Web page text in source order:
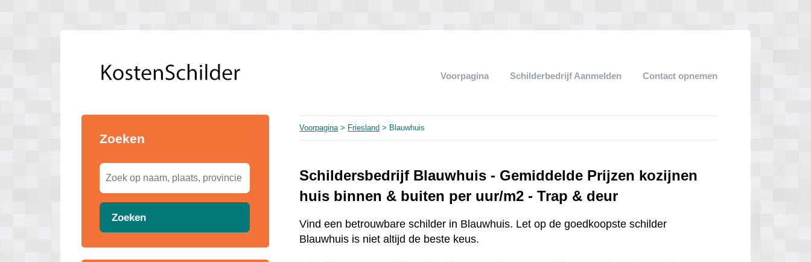
Voorpagina Schilderbedrijf Aanmelden Contact opnemen
Zoeken
Zoeken
Voorpagina> Friesland > Blauwhuis
Schildersbedrijf Blauwhuis - Gemiddelde Prijzen kozijnen
huis binnen & buiten per uur/m2 - Trap & deur
Vind een betrouwbare schilder in Blauwhuis. Let op de goedkoopste schilder
Blauwhuis is niet altijd de beste keus.